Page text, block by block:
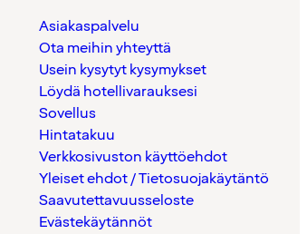
Asiakaspalvelu
Ota meihin yhteyttä
Usein kysytyt kysymykset
Löydä hotellivarauksesi
Sovellus
Hintatakuu
Verkkosivuston käyttöehdot
Yleiset ehdot / Tietosuojakäytäntö
Saavutettavuusseloste
Evästekäytännöt